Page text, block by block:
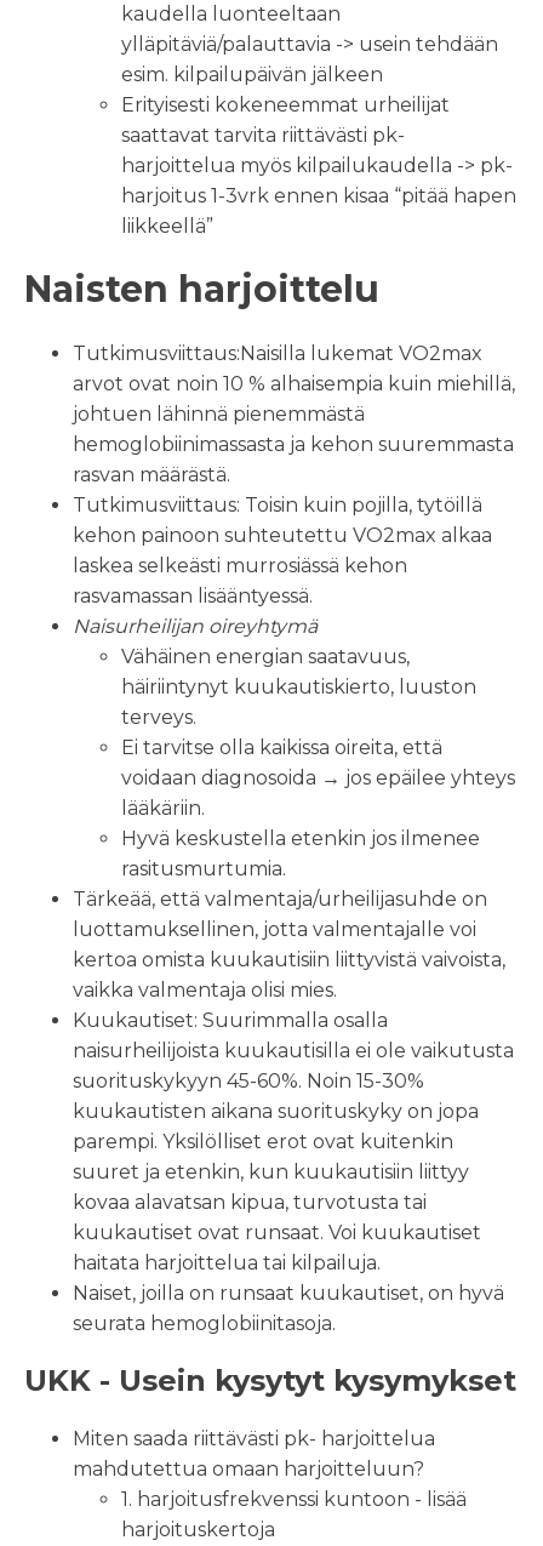
kaudella luonteeltaan
ylläpitäviä/palauttavia -> usein tehdään
esim. kilpailupäivän jälkeen
Erityisesti kokeneemmat urheilijat
saattavat tarvita riittävästi pk-
harjoittelua myös kilpailukaudella -> pk-
harjoitus 1-3vrk ennen kisaa “pitää hapen
liikkeellä”
Naisten harjoittelu
Tutkimusviittaus:Naisilla lukemat VO2max
arvot ovat noin 10 % alhaisempia kuin miehillä,
johtuen lähinnä pienemmästä
hemoglobiinimassasta ja kehon suuremmasta
rasvan määrästä.
Tutkimusviittaus: Toisin kuin pojilla, tytöillä
kehon painoon suhteutettu VO2max alkaa
laskea selkeästi murrosiässä kehon
rasvamassan lisääntyessä.
Naisurheilijan oireyhtymä
Vähäinen energian saatavuus,
häiriintynyt kuukautiskierto, luuston
terveys.
Ei tarvitse olla kaikissa oireita, että
voidaan diagnosoida → jos epäilee yhteys
lääkäriin.
Hyvä keskustella etenkin jos ilmenee
rasitusmurtumia.
Tärkeää, että valmentaja/urheilijasuhde on
luottamuksellinen, jotta valmentajalle voi
kertoa omista kuukautisiin liittyvistä vaivoista,
vaikka valmentaja olisi mies.
Kuukautiset: Suurimmalla osalla
naisurheilijoista kuukautisilla ei ole vaikutusta
suorituskykyyn 45-60%. Noin 15-30%
kuukautisten aikana suorituskyky on jopa
parempi. Yksilölliset erot ovat kuitenkin
suuret ja etenkin, kun kuukautisiin liittyy
kovaa alavatsan kipua, turvotusta tai
kuukautiset ovat runsaat. Voi kuukautiset
haitata harjoittelua tai kilpailuja.
Naiset, joilla on runsaat kuukautiset, on hyvä
seurata hemoglobiinitasoja.
UKK - Usein kysytyt kysymykset
Miten saada riittävästi pk- harjoittelua
mahdutettua omaan harjoitteluun?
1. harjoitusfrekvenssi kuntoon - lisää
harjoituskertoja